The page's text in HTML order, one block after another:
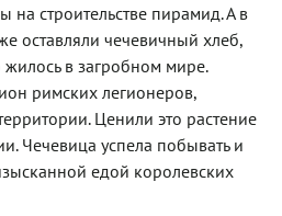
на строительстве пирамид. А в
оставляли чечевичный хлеб,
в загробном мире.
римских легионеров,
Ценили это растение
Чечевица успела побывать и
едой королевских